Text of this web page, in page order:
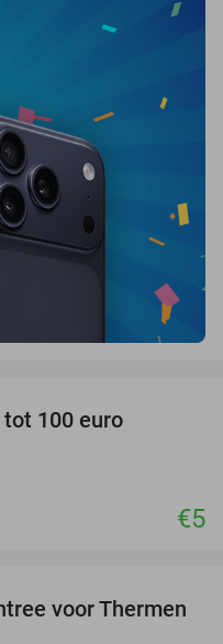
100 euro
€5
25%
voor Thermen